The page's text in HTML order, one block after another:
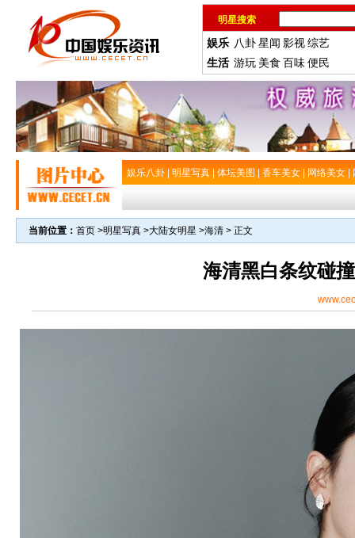
明星搜索
娱乐 八卦星闻 影视综艺
生活 游玩 美食 百味便民
娱乐八卦 明星写真 体坛美图 香车美女 网络美女
当前位置： 首页 >明星写真 >大陆女明星 >海清 > 正文
海清黑白条纹碰